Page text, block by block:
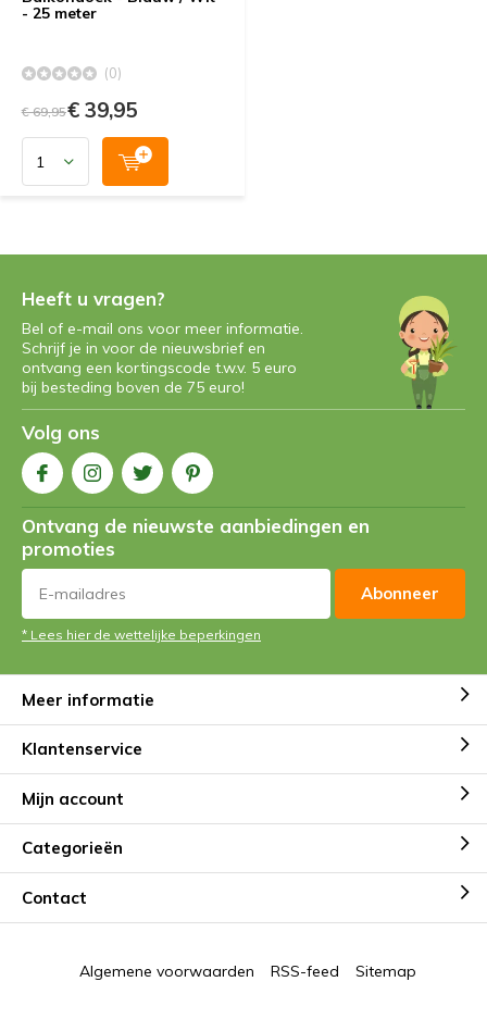
- 25 meter
(0)
€ 69,95€ 39,95
Heeft u vragen?
Bel of e-mail ons voor meer informatie.
Schrijf je in voor de nieuwsbrief en
ontvang een kortingscode t.w.v. 5 euro
bij besteding boven de 75 euro!
Volg ons
Ontvang de nieuwste aanbiedingen en
promoties
Abonneer
* Lees hier de wettelijke beperkingen
Meer informatie
Klantenservice
Mijn account
Categorieën
Contact
Algemene voorwaarden RSS-feed Sitemap